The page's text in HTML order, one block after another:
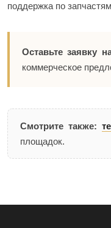
поддержка по
Оставьте заявку
коммерческое
Смотрите также:
площадок.